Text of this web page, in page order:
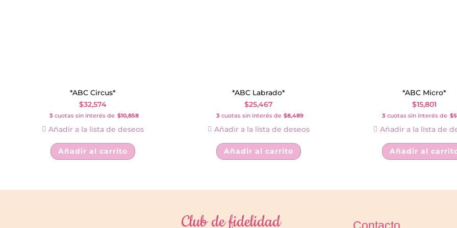
*ABC Circus*
$32,574
3 cuotas sin interés de $10,858
Añadir a la lista de deseos
Añadir al carrito
*ABC Labrado*
$25,467
3 cuotas sin interés de $8,489
Añadir a la lista de deseos
Añadir al carrito
*ABC Micro*
$15,801
3 cuotas sin interés de
Añadir a la lista de
Añadir al
Club de fidelidad